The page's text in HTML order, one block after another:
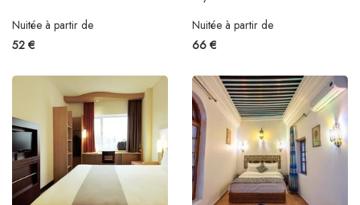
Nuitée à partir de
52 €
Nuitée à partir de
66 €